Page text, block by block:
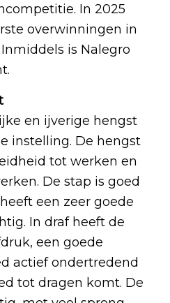
In 2025
overwinningen in
is Nalegro
en ijverige hengst
instelling. De hengst
tot werken en
De stap is goed
een zeer goede
In draf heeft de
een goede
actief ondertredend
tot dragen komt. De